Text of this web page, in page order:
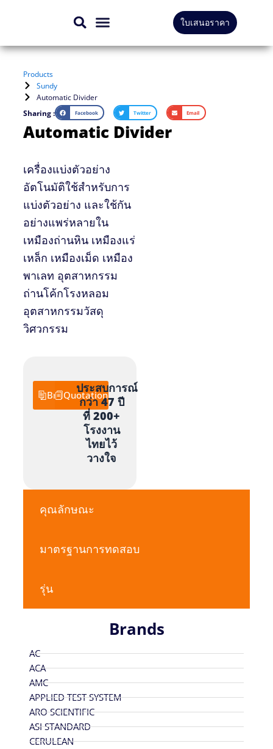
content
ใบเสนอราคา
Brands
AC
ACA
AMC
APPLIED TEST SYSTEM
ARO SCIENTIFIC
ASI STANDARD
CERULEAN
Products
Sundy
Automatic Divider
Sharing :
Facebook Twitter Email
Automatic Divider
เครื่องแบ่งตัวอย่าง
อัตโนมัติใช้สำหรับการ
แบ่งตัวอย่าง และใช้กัน
อย่างแพร่หลายใน
เหมืองถ่านหิน เหมืองแร่
เหล็ก เหมืองเม็ด เหมือง
พาเลท อุตสาหกรรม
ถ่านโค้กโรงหลอม
อุตสาหกรรมวัสดุ
วิศวกรรม
Brochure
Quotation
ประสบการณ์
กว่า 47 ปี
ที่ 200+
โรงงาน
ไทยไว้
วางใจ
คุณลักษณะ
มาตรฐานการทดสอบ
รุ่น